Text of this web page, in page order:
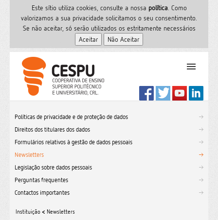
Este sítio utiliza cookies, consulte a nossa polí­tica. Como
valorizamos a sua privacidade solicitamos o seu consentimento.
Se não aceitar, só serão utilizados os estritamente necessários
PT
Formação
Serviços de Saúde
CESPU
Sites do grupo
Utilizador
Contactos
Políticas de privacidade e de proteção de dados
Direitos dos titulares dos dados
Formulários relativos à gestão de dados pessoais
Newsletters
Legislação sobre dados pessoais
Perguntas frequentes
Contactos importantes
Instituição < Newsletters